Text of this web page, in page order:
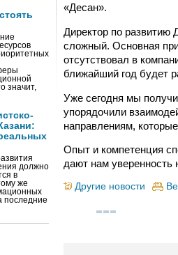
значит,
должно
в
же
последние
«Десан».
Директор по развитию
сложный. Основная
отсутствовал в
ближайший год будет
Уже сегодня мы
упорядочили
направлениям,
Опыт и компетенция
дают нам уверенность
Другие новости